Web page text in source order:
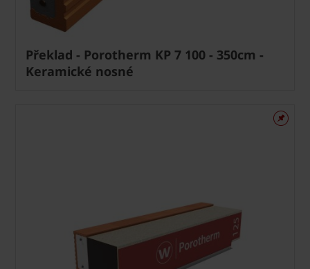
Překlad - Porotherm KP 7 100 - 350cm -
Keramické nosné